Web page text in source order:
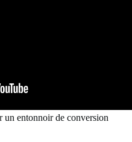
un entonnoir de conversion